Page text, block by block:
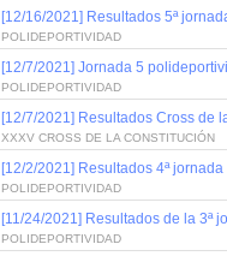
[12/16/2021] Resultados 5ª
POLIDEPORTIVIDAD
[12/7/2021] Jornada 5
POLIDEPORTIVIDAD
[12/7/2021] Resultados Cross de
XXXV CROSS DE LA CONSTITUCIÓN
[12/2/2021] Resultados 4ª jornada
POLIDEPORTIVIDAD
[11/24/2021] Resultados de la 3ª
POLIDEPORTIVIDAD